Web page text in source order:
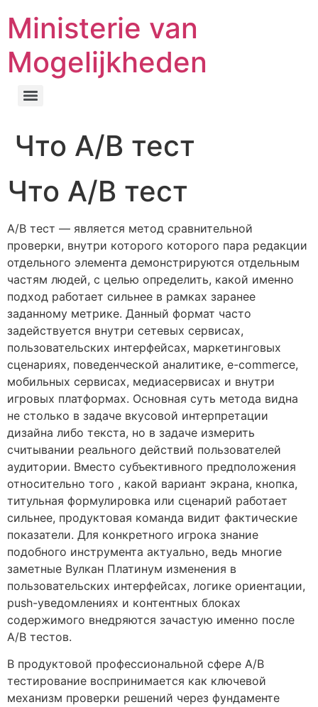
Ministerie van
Mogelijkheden
Что A/B тест
Что A/B тест
A/B тест — является метод сравнительной
проверки, внутри которого которого пара редакции
отдельного элемента демонстрируются отдельным
частям людей, с целью определить, какой именно
подход работает сильнее в рамках заранее
заданному метрике. Данный формат часто
задействуется внутри сетевых сервисах,
пользовательских интерфейсах, маркетинговых
сценариях, поведенческой аналитике, e-commerce,
мобильных сервисах, медиасервисах и внутри
игровых платформах. Основная суть метода видна
не столько в задаче вкусовой интерпретации
дизайна либо текста, но в задаче измерить
считывании реального действий пользователей
аудитории. Вместо субъективного предположения
относительно того , какой вариант экрана, кнопка,
титульная формулировка или сценарий работает
сильнее, продуктовая команда видит фактические
показатели. Для конкретного игрока знание
подобного инструмента актуально, ведь многие
заметные Вулкан Платинум изменения в
пользовательских интерфейсах, логике ориентации,
push-уведомлениях и контентных блоках
содержимого внедряются зачастую именно после
A/B тестов.
В продуктовой профессиональной сфере A/B
тестирование воспринимается как ключевой
механизм проверки решений через фундаменте